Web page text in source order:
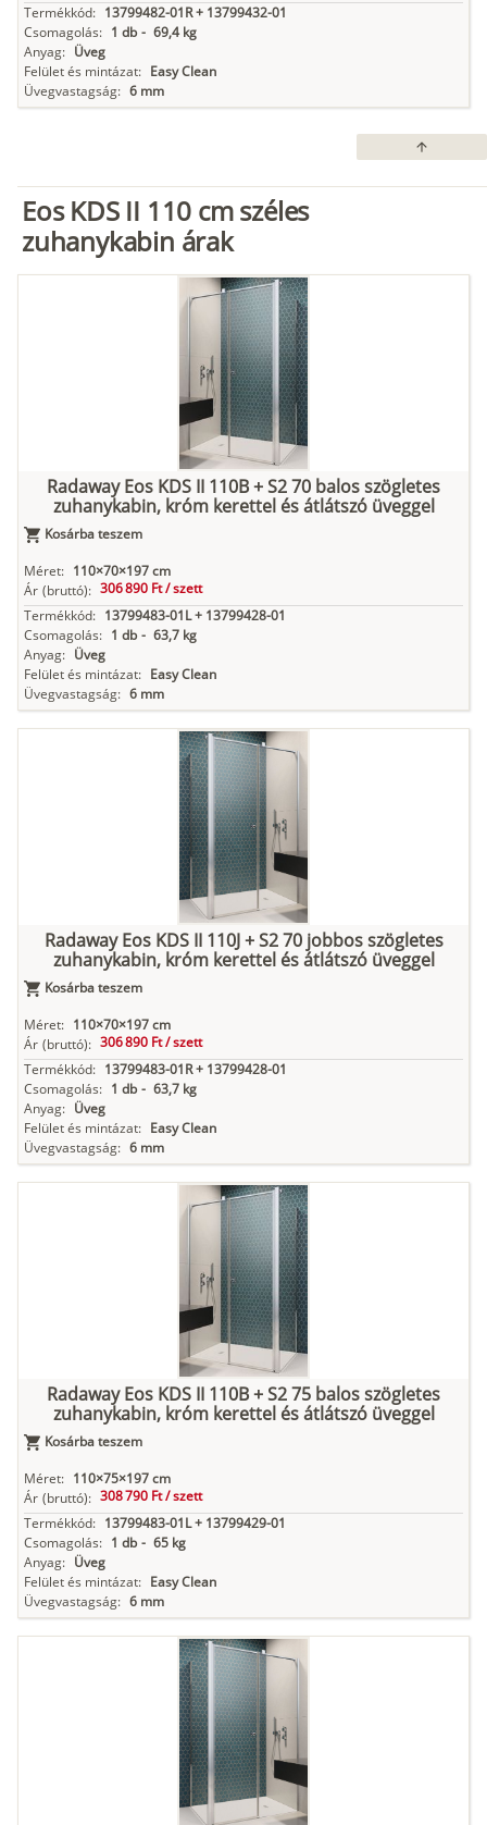
Termékkód: 13799482-01R + 13799432-01
Csomagolás: 1 db - 69,4 kg
Anyag: Üveg
Felület és mintázat: Easy Clean
Üvegvastagság: 6 mm
arrow_upward
Eos KDS II 110 cm széles
zuhanykabin árak
Radaway Eos KDS II 110B + S2 70 balos szögletes
zuhanykabin, króm kerettel és átlátszó üveggel
Kosárba teszem
Méret: 110×70×197 cm
Ár (bruttó): 306 890 Ft /szett
Termékkód: 13799483-01L + 13799428-01
Csomagolás: 1 db - 63,7 kg
Anyag: Üveg
Felület és mintázat: Easy Clean
Üvegvastagság: 6 mm
Radaway Eos KDS II 110J + S2 70 jobbos szögletes
zuhanykabin, króm kerettel és átlátszó üveggel
Kosárba teszem
Méret: 110×70×197 cm
Ár (bruttó): 306 890 Ft /szett
Termékkód: 13799483-01R + 13799428-01
Csomagolás: 1 db - 63,7 kg
Anyag: Üveg
Felület és mintázat: Easy Clean
Üvegvastagság: 6 mm
Radaway Eos KDS II 110B + S2 75 balos szögletes
zuhanykabin, króm kerettel és átlátszó üveggel
Kosárba teszem
Méret: 110×75×197 cm
Ár (bruttó): 308 790 Ft /szett
Termékkód: 13799483-01L + 13799429-01
Csomagolás: 1 db - 65 kg
Anyag: Üveg
Felület és mintázat: Easy Clean
Üvegvastagság: 6 mm